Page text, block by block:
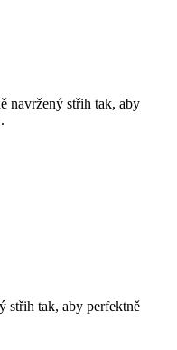
navržený střih tak, aby
střih tak, aby perfektně